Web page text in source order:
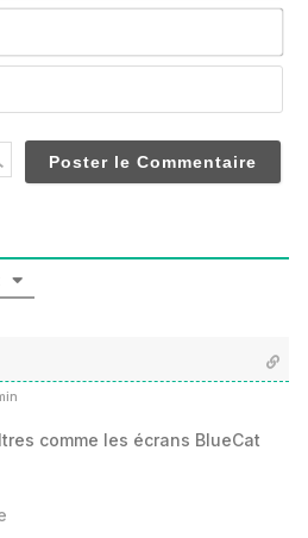
comme les écrans BlueCat